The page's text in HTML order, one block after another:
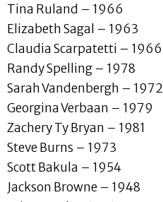
Tina Ruland – 1966
Elizabeth Sagal – 1963
Claudia Scarpatetti – 1966
Randy Spelling – 1978
Sarah Vandenbergh – 1972
Georgina Verbaan – 1979
Zachery Ty Bryan – 1981
Steve Burns – 1973
Scott Bakula – 1954
Jackson Browne – 1948